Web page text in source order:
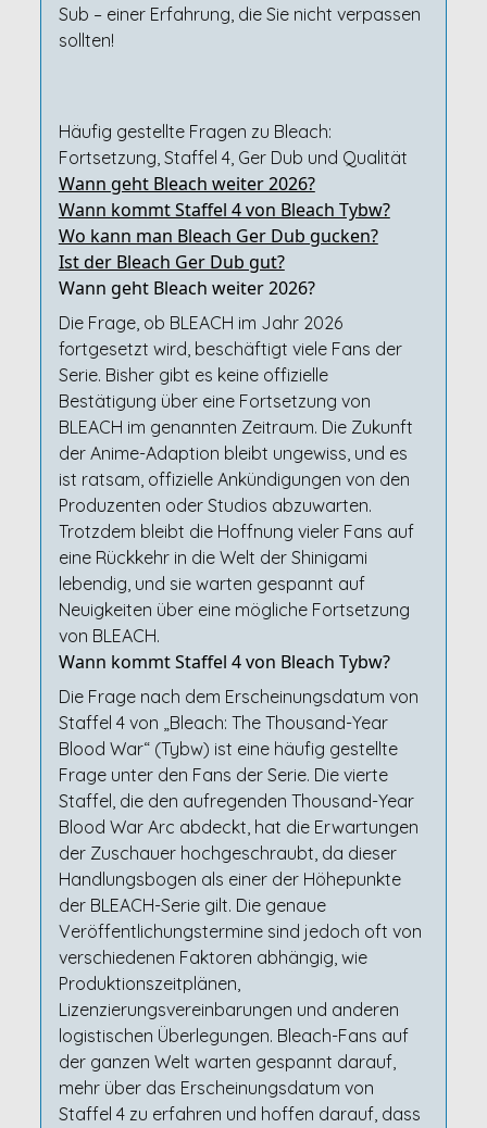
Sub – einer Erfahrung, die Sie nicht verpassen
sollten!
Häufig gestellte Fragen zu Bleach:
Fortsetzung, Staffel 4, Ger Dub und Qualität
Wann geht Bleach weiter 2026?
Wann kommt Staffel 4 von Bleach Tybw?
Wo kann man Bleach Ger Dub gucken?
Ist der Bleach Ger Dub gut?
Wann geht Bleach weiter 2026?
Die Frage, ob BLEACH im Jahr 2026
fortgesetzt wird, beschäftigt viele Fans der
Serie. Bisher gibt es keine offizielle
Bestätigung über eine Fortsetzung von
BLEACH im genannten Zeitraum. Die Zukunft
der Anime-Adaption bleibt ungewiss, und es
ist ratsam, offizielle Ankündigungen von den
Produzenten oder Studios abzuwarten.
Trotzdem bleibt die Hoffnung vieler Fans auf
eine Rückkehr in die Welt der Shinigami
lebendig, und sie warten gespannt auf
Neuigkeiten über eine mögliche Fortsetzung
von BLEACH.
Wann kommt Staffel 4 von Bleach Tybw?
Die Frage nach dem Erscheinungsdatum von
Staffel 4 von „Bleach: The Thousand-Year
Blood War“ (Tybw) ist eine häufig gestellte
Frage unter den Fans der Serie. Die vierte
Staffel, die den aufregenden Thousand-Year
Blood War Arc abdeckt, hat die Erwartungen
der Zuschauer hochgeschraubt, da dieser
Handlungsbogen als einer der Höhepunkte
der BLEACH-Serie gilt. Die genaue
Veröffentlichungstermine sind jedoch oft von
verschiedenen Faktoren abhängig, wie
Produktionszeitplänen,
Lizenzierungsvereinbarungen und anderen
logistischen Überlegungen. Bleach-Fans auf
der ganzen Welt warten gespannt darauf,
mehr über das Erscheinungsdatum von
Staffel 4 zu erfahren und hoffen darauf, dass